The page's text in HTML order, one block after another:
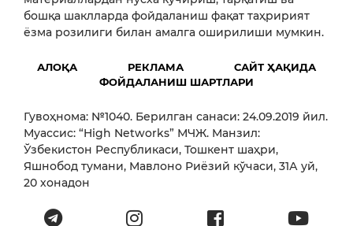
бошқа шаклларда фойдаланиш фақат таҳририят
ёзма розилиги билан амалга оширилиши мумкин.
АЛОҚА РЕКЛАМА
САЙТ ҲАҚИДА
ФОЙДАЛАНИШ ШАРТЛАРИ
Гувоҳнома: №1040. Берилган санаси: 24.09.2019 йил.
Муассис: “High Networks” МЧЖ. Манзил:
Ўзбекистон Республикаси, Тошкент шаҳри,
Яшнобод тумани, Мавлоно Риёзий кўчаси, 31А уй,
20 хонадон